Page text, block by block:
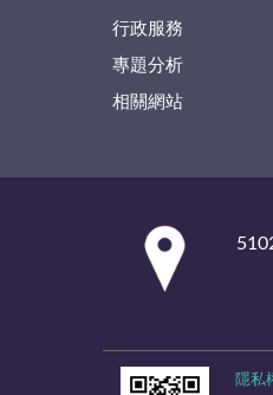
行政服務
專題分析
相關網站
隱私